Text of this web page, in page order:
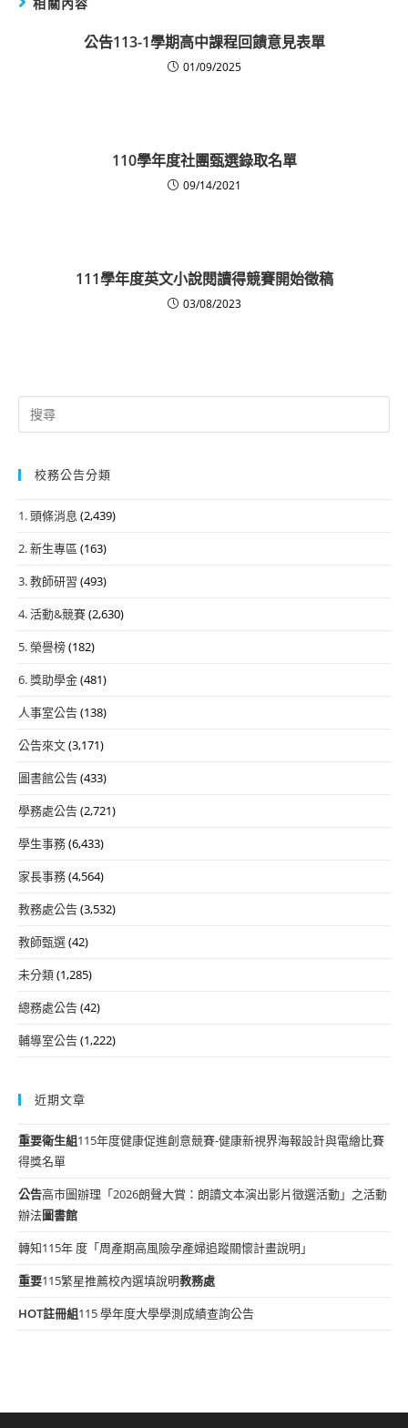
公告113-1學期高中課程回饋意見表單
01/09/2025
110學年度社團甄選錄取名單
09/14/2021
111學年度英文小說閱讀得競賽開始徵稿
03/08/2023
Search
for:
校務公告分類
1. 頭條消息 (2,439)
2. 新生專區 (163)
3. 教師研習 (493)
4. 活動&競賽(2,630)
5. 榮譽榜(182)
6. 獎助學金(481)
人事室公告(138)
公告來文(3,171)
圖書館公告(433)
學務處公告(2,721)
學生事務(6,433)
家長事務(4,564)
教務處公告(3,532)
教師甄選(42)
未分類(1,285)
總務處公告(42)
輔導室公告(1,222)
近期文章
重要衛生組115年度健康促進創意競賽-健康新視界海報設計與電繪比賽
得獎名單
公告高市圖辦理「2026朗聲大賞：朗讀文本演出影片徵選活動」之活動
辦法圖書館
轉知115年 度「周產期高風險孕產婦追蹤關懷計畫說明」
重要115繁星推薦校內選填說明教務處
HOT註冊組115 學年度大學學測成績查詢公告